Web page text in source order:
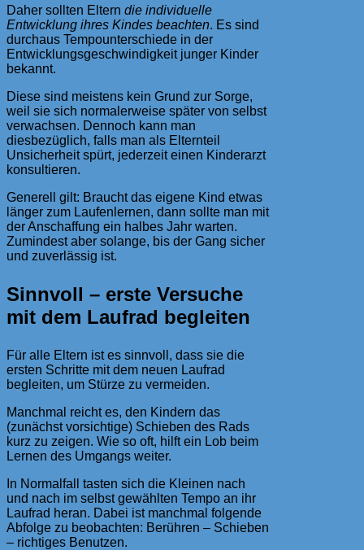
Daher sollten Eltern die individuelle
Entwicklung ihres Kindes beachten. Es sind
durchaus Tempounterschiede in der
Entwicklungsgeschwindigkeit junger Kinder
bekannt.
Diese sind meistens kein Grund zur Sorge,
weil sie sich normalerweise später von selbst
verwachsen. Dennoch kann man
diesbezüglich, falls man als Elternteil
Unsicherheit spürt, jederzeit einen Kinderarzt
konsultieren.
Generell gilt: Braucht das eigene Kind etwas
länger zum Laufenlernen, dann sollte man mit
der Anschaffung ein halbes Jahr warten.
Zumindest aber solange, bis der Gang sicher
und zuverlässig ist.
Sinnvoll – erste Versuche
mit dem Laufrad begleiten
Für alle Eltern ist es sinnvoll, dass sie die
ersten Schritte mit dem neuen Laufrad
begleiten, um Stürze zu vermeiden.
Manchmal reicht es, den Kindern das
(zunächst vorsichtige) Schieben des Rads
kurz zu zeigen. Wie so oft, hilft ein Lob beim
Lernen des Umgangs weiter.
In Normalfall tasten sich die Kleinen nach
und nach im selbst gewählten Tempo an ihr
Laufrad heran. Dabei ist manchmal folgende
Abfolge zu beobachten: Berühren – Schieben
– richtiges Benutzen.